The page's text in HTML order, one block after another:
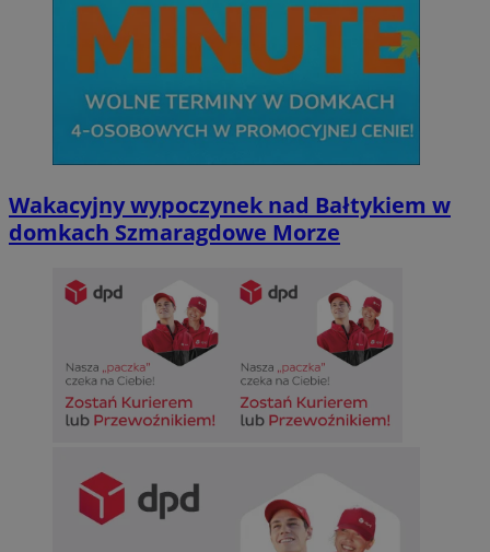
Wakacyjny wypoczynek nad Bałtykiem w
domkach Szmaragdowe Morze